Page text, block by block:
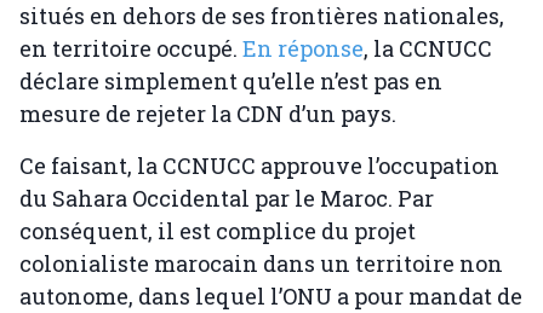
situés en dehors de ses frontières nationales,
en territoire occupé. En réponse, la CCNUCC
déclare simplement qu’elle n’est pas en
mesure de rejeter la CDN d’un pays.
Ce faisant, la CCNUCC approuve l’occupation
du Sahara Occidental par le Maroc. Par
conséquent, il est complice du projet
colonialiste marocain dans un territoire non
autonome, dans lequel l’ONU a pour mandat de